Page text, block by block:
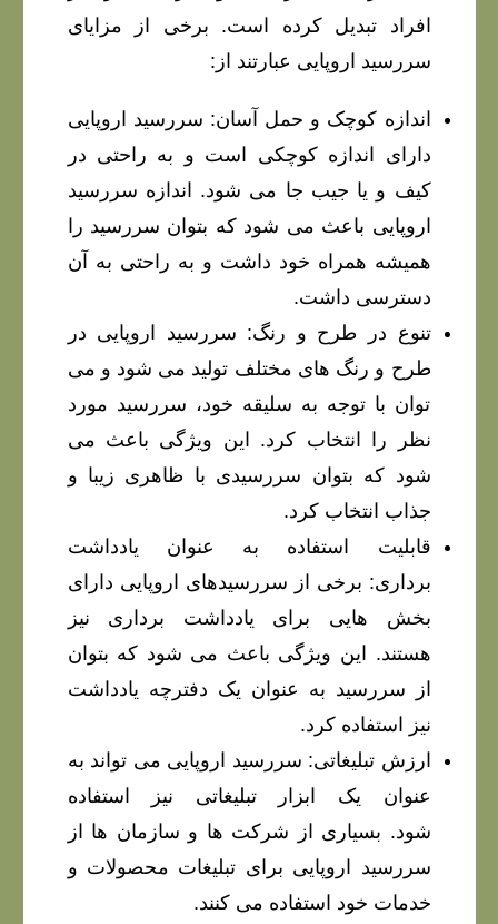
افراد تبدیل کرده است. برخی از مزایای
سررسید اروپایی عبارتند از:
اندازه کوچک و حمل آسان: سررسید اروپایی
دارای اندازه کوچکی است و به راحتی در
کیف و یا جیب جا می شود. اندازه سررسید
اروپایی باعث می شود که بتوان سررسید را
همیشه همراه خود داشت و به راحتی به آن
دسترسی داشت.
تنوع در طرح و رنگ: سررسید اروپایی در
طرح و رنگ های مختلف تولید می شود و می
توان با توجه به سلیقه خود، سررسید مورد
نظر را انتخاب کرد. این ویژگی باعث می
شود که بتوان سررسیدی با ظاهری زیبا و
جذاب انتخاب کرد.
قابلیت استفاده به عنوان یادداشت
برداری: برخی از سررسیدهای اروپایی دارای
بخش هایی برای یادداشت برداری نیز
هستند. این ویژگی باعث می شود که بتوان
از سررسید به عنوان یک دفترچه یادداشت
نیز استفاده کرد.
ارزش تبلیغاتی: سررسید اروپایی می تواند به
عنوان یک ابزار تبلیغاتی نیز استفاده
شود. بسیاری از شرکت ها و سازمان ها از
سررسید اروپایی برای تبلیغات محصولات و
خدمات خود استفاده می کنند.